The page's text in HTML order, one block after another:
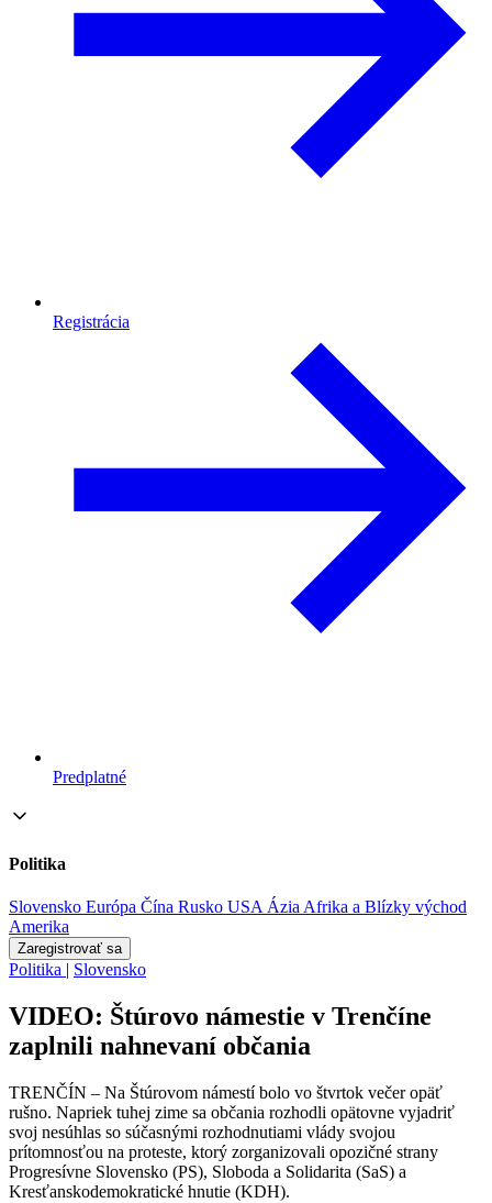
Registrácia
Predplatné
Politika
Slovensko Európa Čína Rusko USA ÁziaAfrika a Blízky východ
Amerika
Zaregistrovať sa
Politika | Slovensko
VIDEO: Štúrovo námestie v Trenčíne
zaplnili nahnevaní občania
TRENČÍN – Na Štúrovom námestí bolo vo štvrtok večer opäť
rušno. Napriek tuhej zime sa občania rozhodli opätovne vyjadriť
svoj nesúhlas so súčasnými rozhodnutiami vlády svojou
prítomnosťou na proteste, ktorý zorganizovali opozičné strany
Progresívne Slovensko (PS), Sloboda a Solidarita (SaS) a
Kresťanskodemokratické hnutie (KDH).